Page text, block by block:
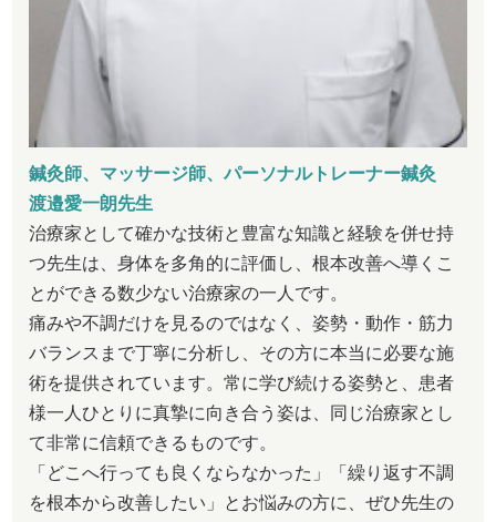
鍼灸師、マッサージ師、パーソナルトレーナー鍼灸
渡邉愛一朗先生
治療家として確かな技術と豊富な知識と経験を併せ持
つ先生は、身体を多角的に評価し、根本改善へ導くこ
とができる数少ない治療家の一人です。
痛みや不調だけを見るのではなく、姿勢・動作・筋力
バランスまで丁寧に分析し、その方に本当に必要な施
術を提供されています。常に学び続ける姿勢と、患者
様一人ひとりに真摯に向き合う姿は、同じ治療家とし
て非常に信頼できるものです。
「どこへ行っても良くならなかった」「繰り返す不調
を根本から改善したい」とお悩みの方に、ぜひ先生の